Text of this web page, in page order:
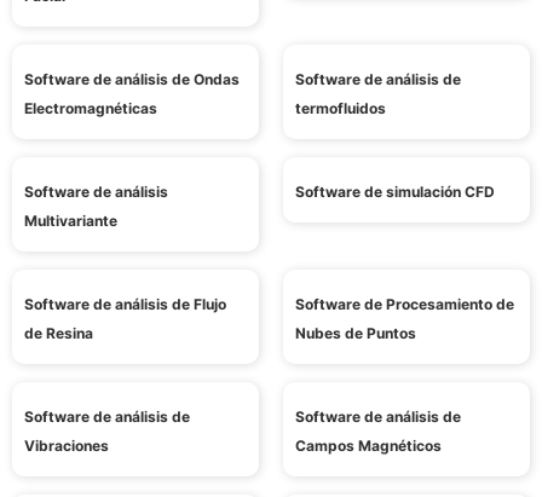
Software de análisis de Ondas
Electromagnéticas
Software de análisis de
termofluidos
Software de análisis
Multivariante
Software de simulación CFD
Software de análisis de Flujo
de Resina
Software de Procesamiento de
Nubes de Puntos
Software de análisis de
Vibraciones
Software de análisis de
Campos Magnéticos